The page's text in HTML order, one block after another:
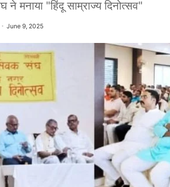
ने मनाया "हिंदू साम्राज्य दिनोत्सव"
June 9, 2025